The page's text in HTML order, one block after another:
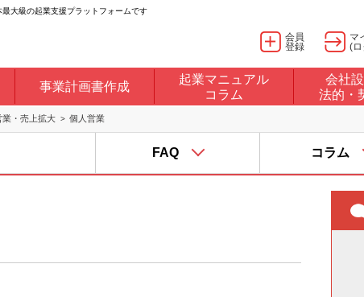
大級の起業支援プラットフォームです
会員
登録
マ
(
事業計画書作成
起業マニュアル
コラム
会社
法的・
業・売上拡大 個人営業
FAQ コラム